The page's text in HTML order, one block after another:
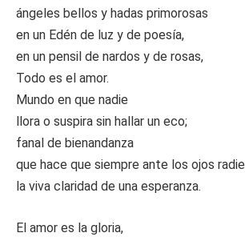
ángeles bellos y hadas primorosas
en un Edén de luz y de poesía,
en un pensil de nardos y de rosas,
Todo es el amor.
Mundo en que nadie
llora o suspira sin hallar un eco;
fanal de bienandanza
que hace que siempre ante los ojos radie
la viva claridad de una esperanza.
El amor es la gloria,